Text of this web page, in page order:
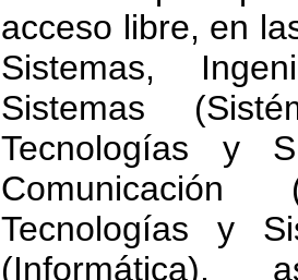
acceso libre, en
Sistemas,
Sistemas
Tecnologías y
Tecnologías y